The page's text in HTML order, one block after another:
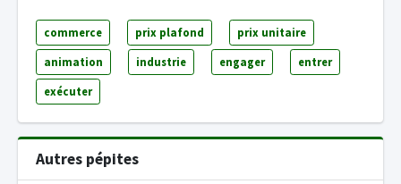
commerce prix plafond prix unitaire
animation industrie engager entrer
exécuter
Autres pépites